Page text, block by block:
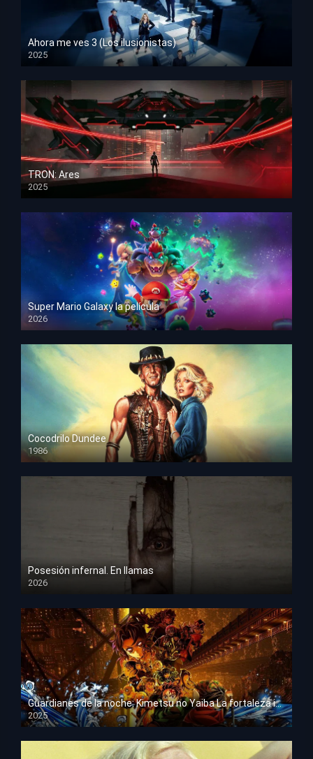
Ahora me ves 3 (Los ilusionistas)
2025
HD 1080p
TRON: Ares
2025
HD 1080p
Super Mario Galaxy la película
2026
HD 1080p
Cocodrilo Dundee
1986
HD 1080p
Posesión infernal. En llamas
2026
HD 1080p
Guardianes de la noche: Kimetsu no Yaiba La fortaleza infinita
2025
HD 1080p